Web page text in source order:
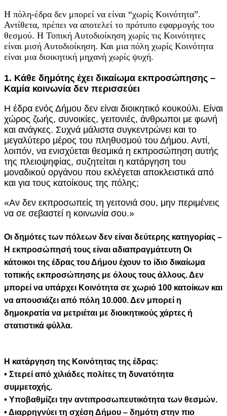
Η πόλη-έδρα δεν μπορεί να είναι “χωρίς Κοινότητα”.
Αντίθετα, πρέπει να αποτελεί το πρότυπο εφαρμογής του
θεσμού. Η Τοπική Αυτοδιοίκηση χωρίς τις Κοινότητες
είναι μισή Αυτοδιοίκηση. Και μια πόλη χωρίς Κοινότητα
είναι μια διοικητική μηχανή χωρίς ψυχή.
1. Κάθε δημότης έχει δικαίωμα εκπροσώπησης –
Καμία κοινωνία δεν περισσεύει
Η έδρα ενός Δήμου δεν είναι διοικητικό κουκούλι. Είναι
χώρος ζωής, συνοικίες, γειτονιές, άνθρωποι με φωνή
και ανάγκες. Συχνά μάλιστα συγκεντρώνει και το
μεγαλύτερο μέρος του πληθυσμού του Δήμου. Αντί,
λοιπόν, να ενισχύεται θεσμικά η εκπροσώπηση αυτής
της πλειοψηφίας, συζητείται η κατάργηση του
μοναδικού οργάνου που εκλέγεται αποκλειστικά από
και για τους κατοίκους της πόλης;
«Αν δεν εκπροσωπείς τη γειτονιά σου, μην περιμένεις
να σε σεβαστεί η κοινωνία σου.»
Οι δημότες των πόλεων δεν είναι δεύτερης κατηγορίας –
Η εκπροσώπησή τους είναι αδιαπραγμάτευτη Οι
κάτοικοι της έδρας του Δήμου έχουν το ίδιο δικαίωμα
τοπικής εκπροσώπησης με όλους τους άλλους. Δεν
μπορεί να υπάρχει Κοινότητα σε χωριό 100 κατοίκων και
να απουσιάζει από πόλη 10.000. Δεν μπορεί η
δημοκρατία να μετριέται με διοικητικούς χάρτες ή
στατιστικά φύλλα.
Η κατάργηση της Κοινότητας της έδρας:
• Στερεί από χιλιάδες πολίτες τη δυνατότητα
συμμετοχής.
• Υποβαθμίζει την αντιπροσωπευτικότητα των θεσμών.
• Διαρρηγνύει τη σχέση Δήμου – δημότη στην πιο